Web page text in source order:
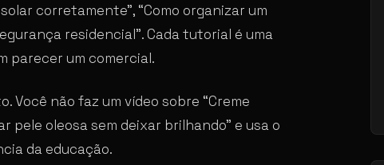
corretamente”, “Como organizar um
residencial”. Cada tutorial é uma
parecer um comercial.
Você não faz um vídeo sobre “Creme
pele oleosa sem deixar brilhando” e usa o
da educação.